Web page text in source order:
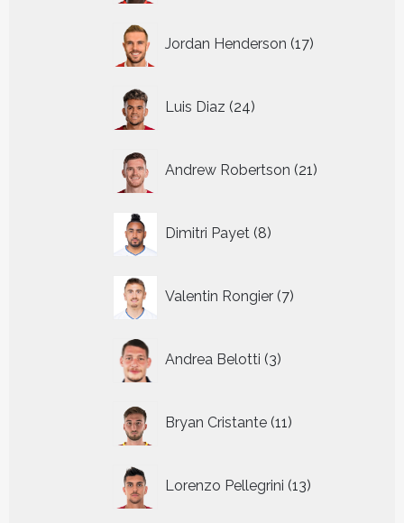
Jordan Henderson 17
producten
Luis Diaz 24
producten
Andrew Robertson 21
producten
Dimitri Payet 8
producten
Valentin Rongier 7
producten
Andrea Belotti 3
producten
Bryan Cristante 11
producten
Lorenzo Pellegrini 13
producten